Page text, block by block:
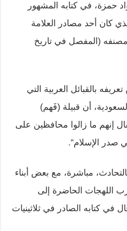
حمزة، في كتابه المشهور
كان أحد مصادر العلامة
(المفصل في تاريخ
بالقبائل العربية التي
أن قبيلة (فَهم)
إنهم ما زالوا محافظين على
صدر الإسلام”.
مباشرة، مع بعض أبناء
اللهجات الحاضرة إلى
في كتابه الصادر في ثلاثينيات